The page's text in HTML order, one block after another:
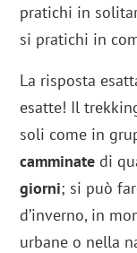
pratichi in
si pratichi in
La risposta
esatte! Il
soli come in
camminate di
giorni; si può
d’inverno, in
urbane o nella